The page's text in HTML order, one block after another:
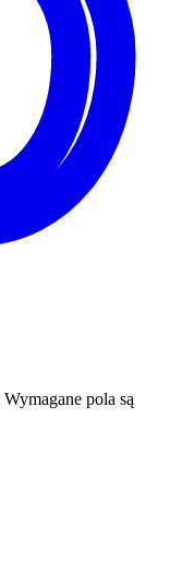
Wymagane pola są